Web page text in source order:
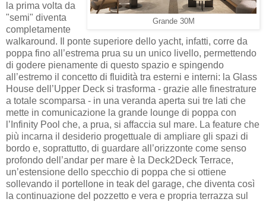
Grande 30M
la prima volta da
"semi" diventa
completamente
walkaround. Il ponte superiore dello yacht, infatti, corre da
poppa fino all’estrema prua su un unico livello, permettendo
di godere pienamente di questo spazio e spingendo
all’estremo il concetto di fluidità tra esterni e interni: la Glass
House dell’Upper Deck si trasforma - grazie alle finestrature
a totale scomparsa - in una veranda aperta sui tre lati che
mette in comunicazione la grande lounge di poppa con
l’Infinity Pool che, a prua, si affaccia sul mare. La feature che
più incarna il desiderio progettuale di ampliare gli spazi di
bordo e, soprattutto, di guardare all’orizzonte come senso
profondo dell’andar per mare è la Deck2Deck Terrace,
un’estensione dello specchio di poppa che si ottiene
sollevando il portellone in teak del garage, che diventa così
la continuazione del pozzetto e vera e propria terrazza sul